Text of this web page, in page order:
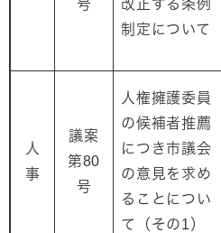
号
改正する条例
制定について
人
事
議案
第80
号
人権擁護委員
の候補者推薦
につき市議会
の意見を求め
ることについ
て（その1）